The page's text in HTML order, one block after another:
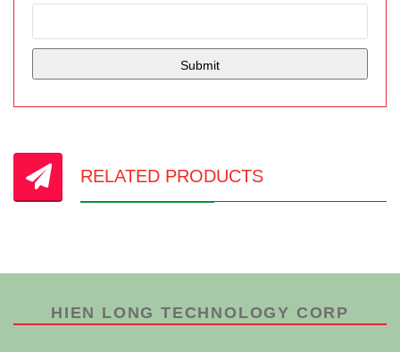
RELATED PRODUCTS
HIEN LONG TECHNOLOGY CORP